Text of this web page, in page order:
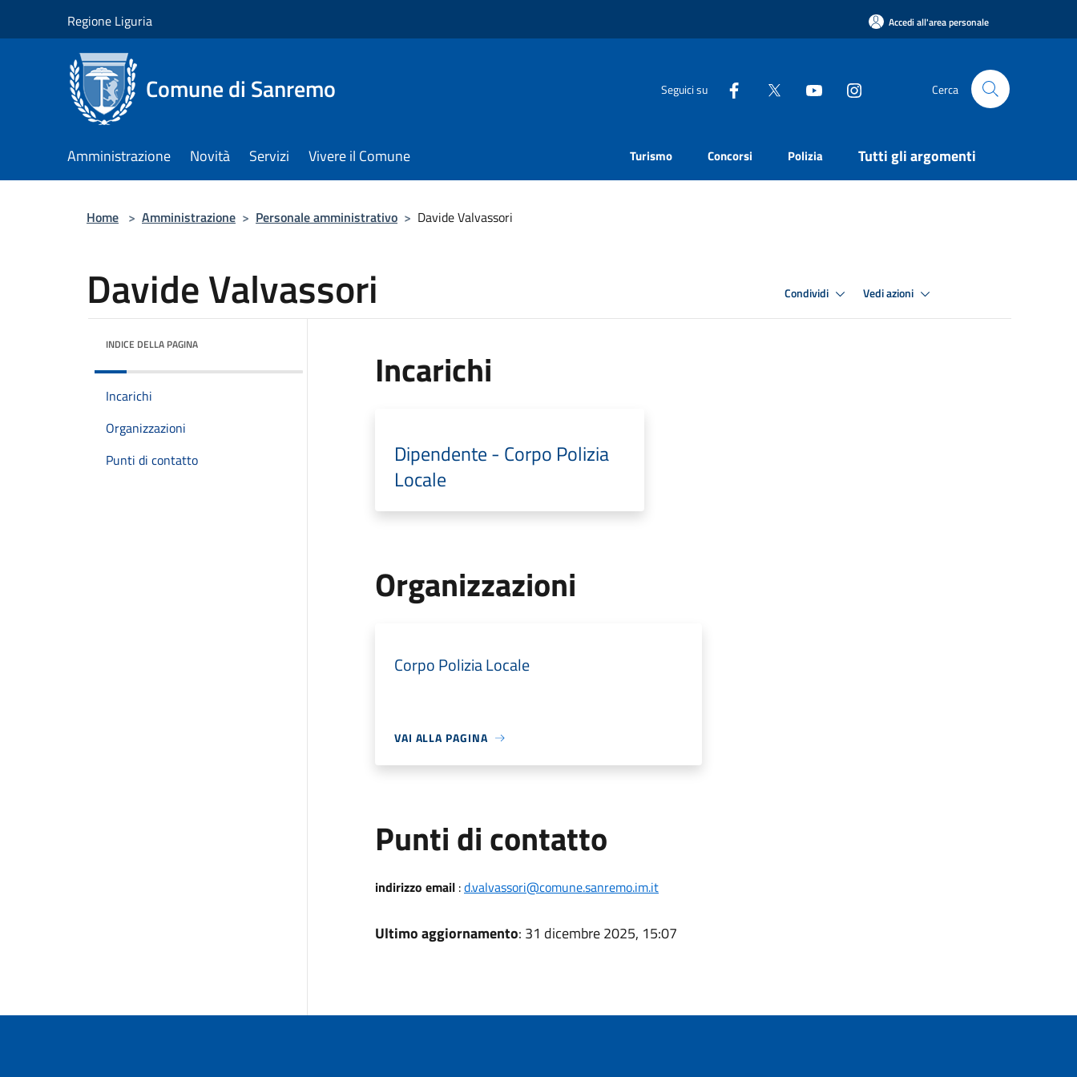
Regione Liguria Accedi all'area personale
Comune di Sanremo Seguici su Cerca
Amministrazione Novità Servizi Vivere il Comune Turismo Concorsi Polizia Tutti gli argomenti
Home > Amministrazione > Personale amministrativo > Davide Valvassori
Davide Valvassori Condividi Vedi azioni
INDICE DELLA PAGINA
Incarichi
Organizzazioni
Punti di contatto
Incarichi
Dipendente - Corpo Polizia
Locale
Organizzazioni
Corpo Polizia Locale
VAI ALLA PAGINA
Punti di contatto
indirizzo email:d.valvassori@comune.sanremo.im.it
Ultimo aggiornamento: 31 dicembre 2025, 15:07